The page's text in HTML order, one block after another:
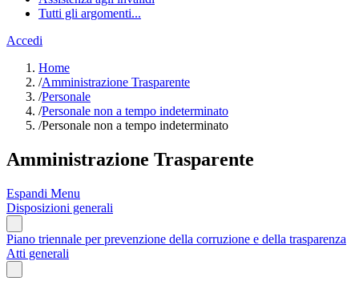
Tutti gli argomenti...
Accedi
Home
/Amministrazione Trasparente
/Personale
/Personale non a tempo indeterminato
/Personale non a tempo indeterminato
Amministrazione Trasparente
Espandi Menu
Disposizioni generali
Piano triennale per prevenzione della corruzione e della trasparenza
Atti generali